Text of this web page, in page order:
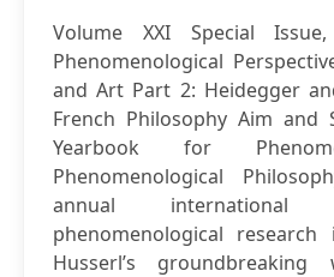
Volume XXI Special
Phenomenological
and Art Part 2: Heidegger
French Philosophy Aim and
Yearbook for
Phenomenological
annual
phenomenological
Husserl’s